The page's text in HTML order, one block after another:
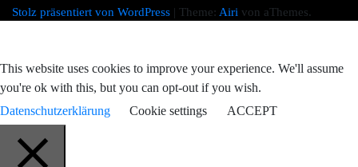
Stolz präsentiert von WordPress | Theme: Airi von aThemes.
This website uses cookies to improve your experience. We'll assume
you're ok with this, but you can opt-out if you wish.
Datenschutzerklärung
Cookie settings ACCEPT